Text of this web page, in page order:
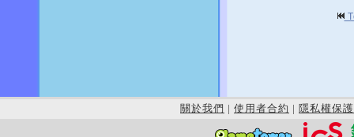
關於我們 | 使用者合約 | 隱私權保護